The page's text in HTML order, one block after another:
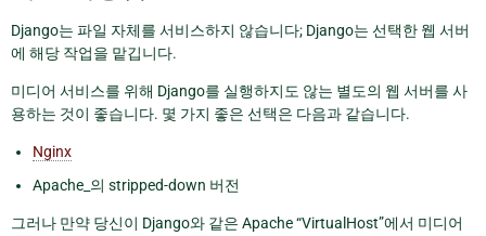
Django는 파일 자체를 서비스하지 않습니다; Django는 선택한 웹 서버
에 해당 작업을 맡깁니다.
미디어 서비스를 위해 Django를 실행하지도 않는 별도의 웹 서버를 사
용하는 것이 좋습니다. 몇 가지 좋은 선택은 다음과 같습니다.
Nginx
Apache_의 stripped-down 버전
그러나 만약 당신이 Django와 같은 Apache “VirtualHost”에서 미디어